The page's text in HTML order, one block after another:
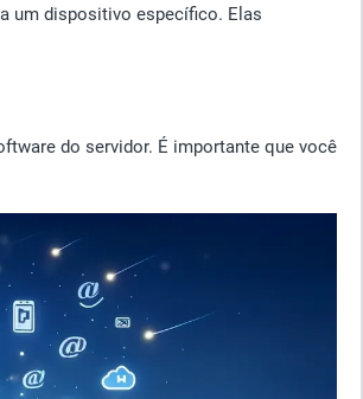
um dispositivo específico. Elas
do servidor. É importante que você